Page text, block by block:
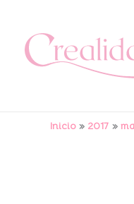
contenido
Inicio 2017